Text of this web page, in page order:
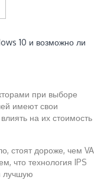
10 и возможно ли
при выборе
имеют свои
на их стоимость
стоят дороже, чем VA
что технология IPS
лучшую